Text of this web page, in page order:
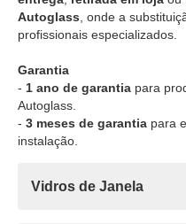
Autoglass , onde a
profissionais especializados.
Garantia
- 1 ano de garantia para
Autoglass.
- 3 meses de garantia para
instalação.
Vidros de Janela